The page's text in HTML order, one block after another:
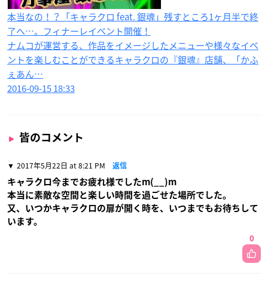
本当なの！？「キャラクロ feat. 銀魂」残すところ1ヶ月半で終
了へ…。フィナーレイベント開催！
ナムコが運営する、作品をイメージしたメニューや様々なイベ
ントを楽しむことができるキャラクロの『銀魂』店舗、「かふ
ぇあん…
2016-09-15 18:33
皆のコメント
2017年5月22日 at 8:21 PM 返信
キャラクロ今までお疲れ様でしたm(__)m
本当に素敵な空間と楽しい時間を過ごせた場所でした。
又、いつかキャラクロの扉が開く時を、いつまでもお待ちして
います。
0